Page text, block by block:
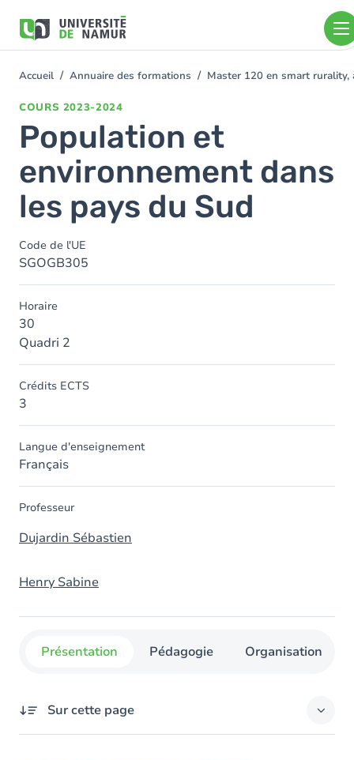
contenu
You
Accueil Annuaire des formations Master 120 en smart
COURS 2023-2024
Population et
environnement dans
les pays du Sud
Code de l'UE
SGOGB305
Horaire
30
Quadri 2
Crédits ECTS
3
Langue d'enseignement
Français
Professeur
Dujardin Sébastien
Henry Sabine
Présentation Pédagogie Organisation
Sur cette page